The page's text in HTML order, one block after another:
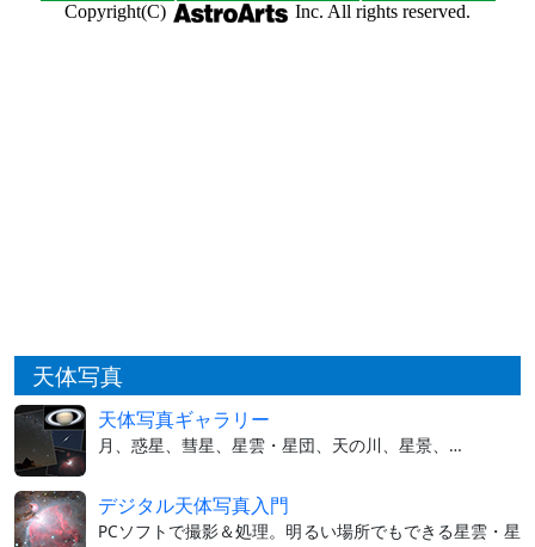
天体写真
天体写真ギャラリー
月、惑星、彗星、星雲・星団、天の川、星景、…
デジタル天体写真入門
PCソフトで撮影＆処理。明るい場所でもできる星雲・星